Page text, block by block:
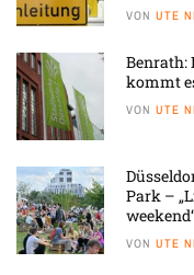
VON UTE
Benrath:
kommt
VON UTE
Park –
VON UTE